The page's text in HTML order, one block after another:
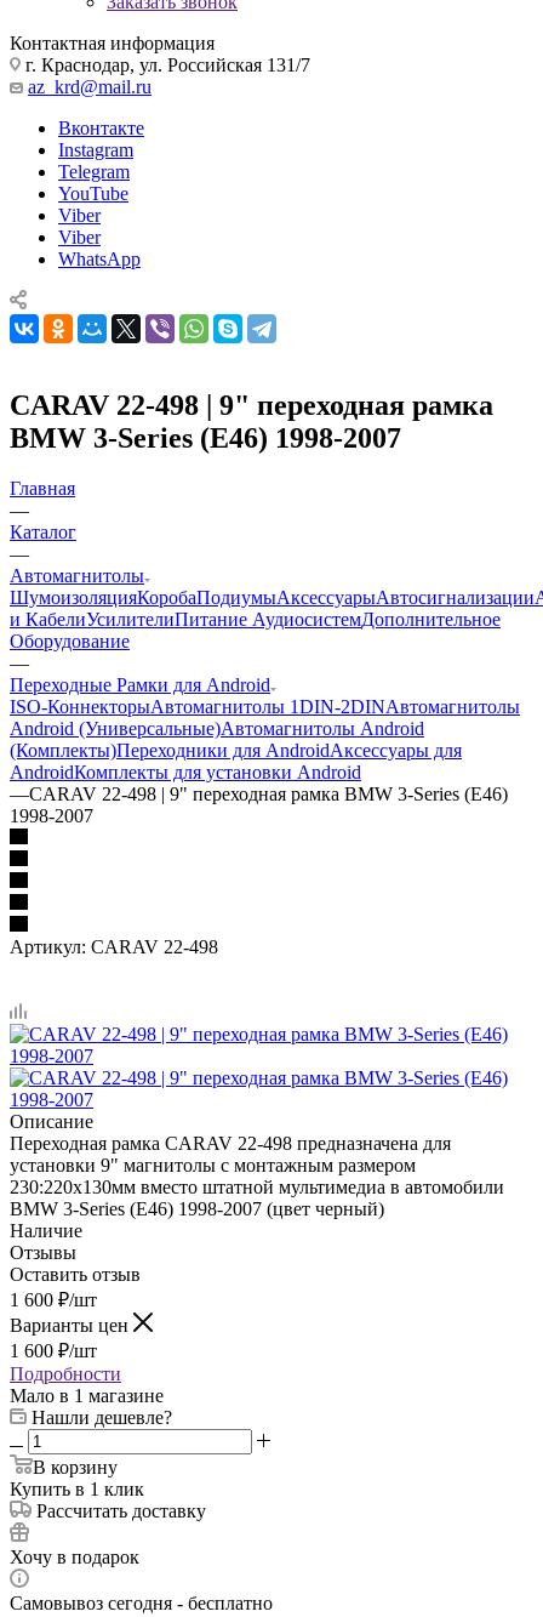
Контактная информация
г. Краснодар, ул. Российская 131/7
az_krd@mail.ru
Вконтакте
Instagram
Telegram
YouTube
Viber
Viber
WhatsApp
CARAV 22-498 | 9" переходная рамка
BMW 3-Series (E46) 1998-2007
Главная
—
Каталог
—
Автомагнитолы
ШумоизоляцияКоробаПодиумыАксессуарыАвтосигнализации
и КабелиУсилителиПитание АудиосистемДополнительное
Оборудование
—
Переходные Рамки для Android
ISO-КоннекторыАвтомагнитолы 1DIN-2DINАвтомагнитолы
Android (Универсальные)Автомагнитолы Android
(Комплекты)Переходники для AndroidАксессуары для
AndroidКомплекты для установки Android
—CARAV 22-498 | 9" переходная рамка BMW 3-Series (E46)
1998-2007
Артикул: CARAV 22-498
Описание
Переходная рамка CARAV 22-498 предназначена для
установки 9" магнитолы с монтажным размером
230:220х130мм вместо штатной мультимедиа в автомобили
BMW 3-Series (E46) 1998-2007 (цвет черный)
Наличие
Отзывы
Оставить отзыв
1 600 ₽/шт
Варианты цен
1 600 ₽/шт
Подробности
Мало в 1 магазине
Нашли дешевле?
В корзину
Купить в 1 клик
Рассчитать доставку
Хочу в подарок
Самовывоз сегодня - бесплатно